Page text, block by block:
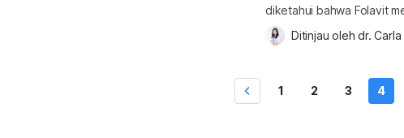
diketahui bahwa Folavit
Asam folat yang
penting yang perlu
saja manfaat Folavit
Ditinjau oleh dr.
1 2 3 4